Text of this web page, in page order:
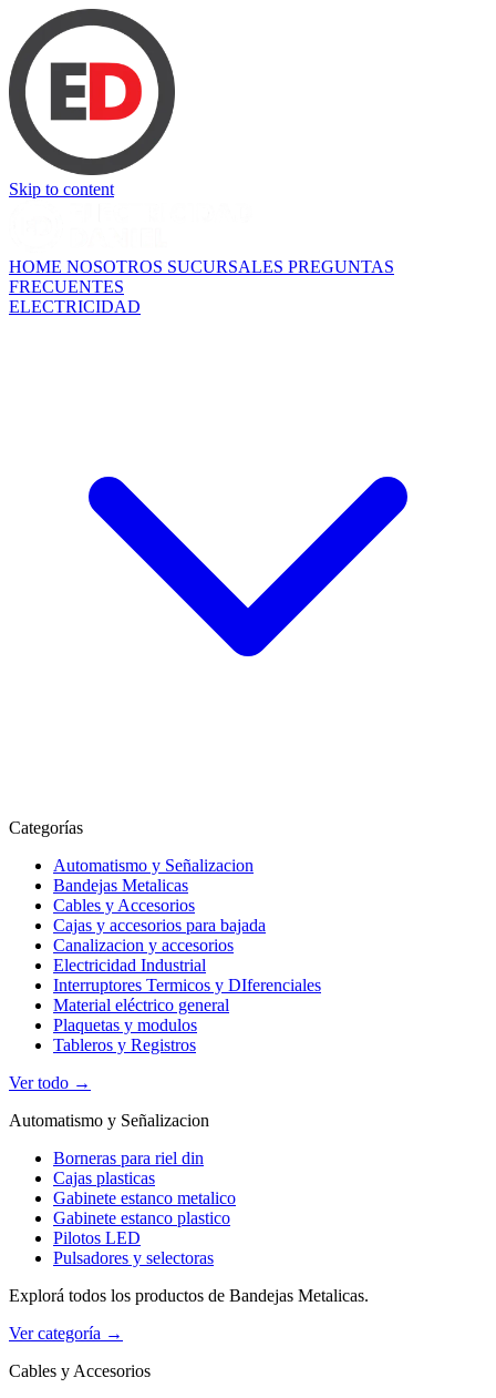
Skip to content
HOME NOSOTROS SUCURSALES PREGUNTAS
FRECUENTES
ELECTRICIDAD
Categorías
Automatismo y Señalizacion
Bandejas Metalicas
Cables y Accesorios
Cajas y accesorios para bajada
Canalizacion y accesorios
Electricidad Industrial
Interruptores Termicos y DIferenciales
Material eléctrico general
Plaquetas y modulos
Tableros y Registros
Ver todo →
Automatismo y Señalizacion
Borneras para riel din
Cajas plasticas
Gabinete estanco metalico
Gabinete estanco plastico
Pilotos LED
Pulsadores y selectoras
Explorá todos los productos de Bandejas Metalicas.
Ver categoría →
Cables y Accesorios